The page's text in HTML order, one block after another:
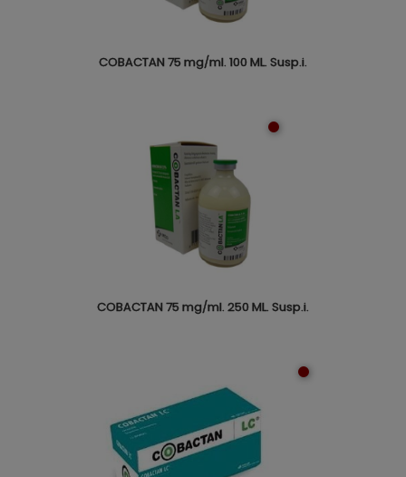
COBACTAN 75 mg/ml. 100 ML. Susp.i.
COBACTAN 75 mg/ml. 250 ML. Susp.i.